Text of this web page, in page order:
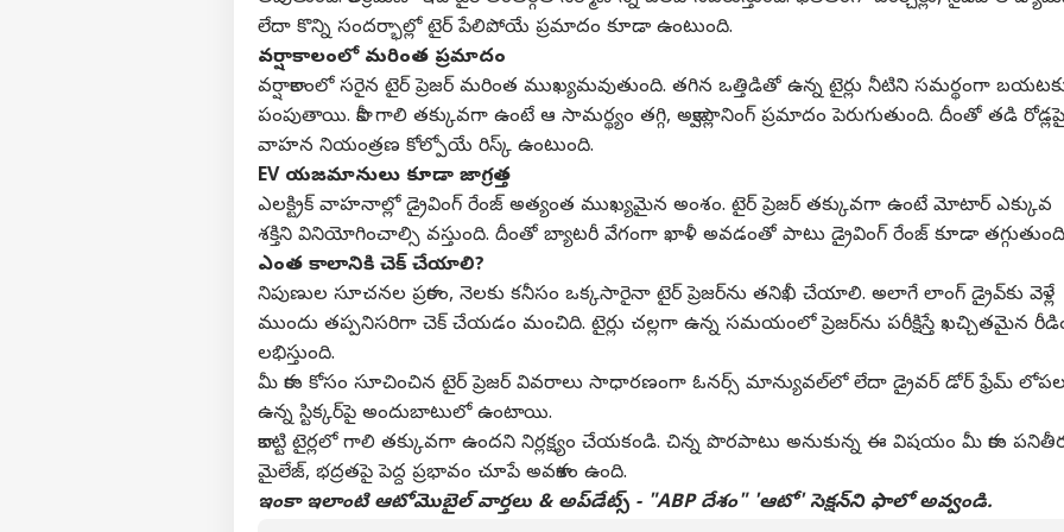
లేదా కొన్ని సందర్భాల్లో టైర్ పేలిపోయే ప్రమాదం కూడా ఉంటుంది.
వర్షాకాలంలో మరింత ప్రమాదం
వర్షాకాలంలో సరైన టైర్ ప్రెజర్ మరింత ముఖ్యమవుతుంది. తగిన ఒత్తిడితో ఉన్న టైర్లు నీటిని సమర్థంగా
పంపుతాయి. కానీ గాలి తక్కువగా ఉంటే ఆ సామర్థ్యం తగ్గి, అక్వాప్లానింగ్ ప్రమాదం పెరుగుతుంది. దీంతో తడి రోడ్లపై
వాహన నియంత్రణ కోల్పోయే రిస్క్‌ ఉంటుంది.
EV యజమానులు కూడా జాగ్రత్త
ఎలక్ట్రిక్ వాహనాల్లో డ్రైవింగ్ రేంజ్ అత్యంత ముఖ్యమైన అంశం. టైర్ ప్రెజర్ తక్కువగా ఉంటే మోటార్ ఎక్కువ
శక్తిని వినియోగించాల్సి వస్తుంది. దీంతో బ్యాటరీ వేగంగా ఖాళీ అవడంతో పాటు డ్రైవింగ్ రేంజ్ కూడా
ఎంత కాలానికి చెక్ చేయాలి?
నిపుణుల సూచనల ప్రకారం, నెలకు కనీసం ఒక్కసారైనా టైర్ ప్రెజర్‌ను తనిఖీ చేయాలి. అలాగే లాంగ్ డ్రైవ్‌కు వెళ్లే
ముందు తప్పనిసరిగా చెక్ చేయడం మంచిది. టైర్లు చల్లగా ఉన్న సమయంలో ప్రెజర్‌ను పరీక్షిస్తే ఖచ్చితమైన
లభిస్తుంది.
మీ కారు కోసం సూచించిన టైర్ ప్రెజర్ వివరాలు సాధారణంగా ఓనర్స్ మాన్యువల్‌లో లేదా డ్రైవర్ డోర్ ఫ్రేమ్ లోపల
ఉన్న స్టిక్కర్‌పై అందుబాటులో ఉంటాయి.
కాబట్టి టైర్లలో గాలి తక్కువగా ఉందని నిర్లక్ష్యం చేయకండి. చిన్న పొరపాటు అనుకున్న ఈ విషయం మీ కారు
మైలేజ్, భద్రతపై పెద్ద ప్రభావం చూపే అవకాశం ఉంది.
ఇంకా ఇలాంటి ఆటోమొబైల్‌ వార్తలు & అప్‌డేట్స్‌ - "ABP దేశం" 'ఆటో' సెక్షన్‌ని ఫాలో అవ్వండి.
హలో గెస్ట్
మాతో ప్రచారం చేయండి
మా గురించి
అభిప్రాయాన్ని పంపండి
మమ్మల్ని సంప్రదించండి
ప్రైవసీ పాలసీ
వ్యక్తిగత కార్నర్
అగ్ర కథనాలు
నిజామాబాద్
ఇష్టం లేదు... కింద
కూర్చోండి! అంగన్వాడీ
టీచర్లపై సర్పంచ్
అమానుషం
విశాఖపట్నం
కళ్యాణపులోవ
జోన్‌గా ప్రకటించాలి"
రైతులు, గిరిజనుల జల
లైఫ్‌స్టైల్‌
లంగ్ ట్రాన్స్‌ప్లాంట్.. రెండు
ఆక్సిజన్‌పై ఉన్న రోగికి కొత్త
జీవితం
లైఫ్‌స్టైల్‌